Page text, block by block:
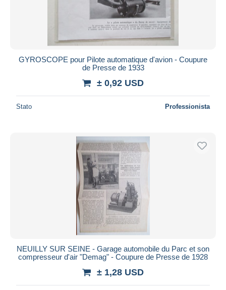
GYROSCOPE pour Pilote automatique d'avion - Coupure
de Presse de 1933
± 0,92 USD
Stato Professionista
NEUILLY SUR SEINE - Garage automobile du Parc et son
compresseur d'air "Demag" - Coupure de Presse de 1928
± 1,28 USD